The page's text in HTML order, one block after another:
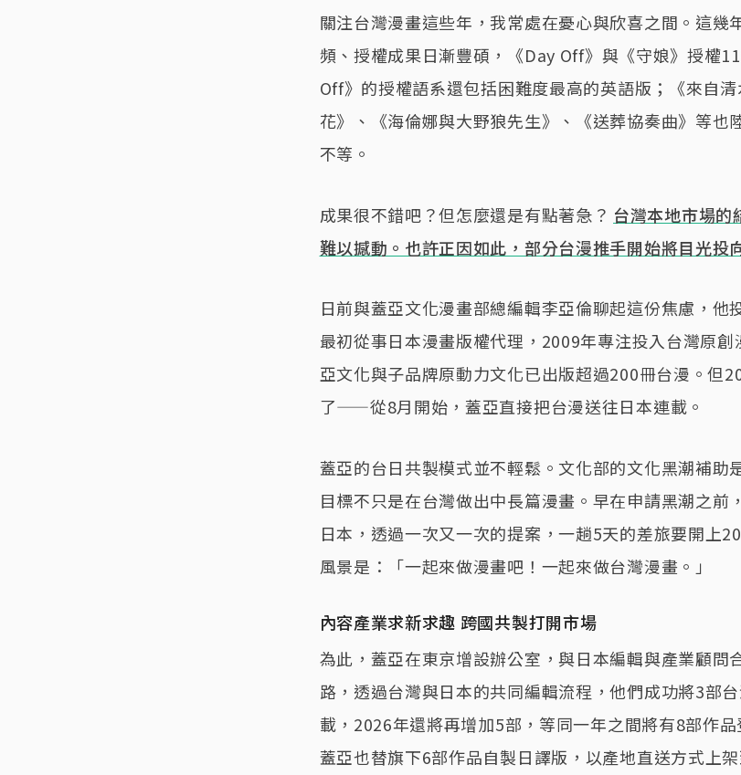
關注台灣漫畫這些年，我常處在憂心與欣喜之間。這幾
頻、授權成果日漸豐碩，《Day Off》與《守娘》授權
Off》的授權語系還包括困難度最高的英語版；《來自
花》、《海倫娜與大野狼先生》、《送葬協奏曲》等也
不等。
成果很不錯吧？但怎麼還是有點著急？ 台灣本地市場的
難以撼動。也許正因如此，部分台漫推手開始將目光投
日前與蓋亞文化漫畫部總編輯李亞倫聊起這份焦慮，他
最初從事日本漫畫版權代理，2009年專注投入台灣原
亞文化與子品牌原動力文化已出版超過200冊台漫。但
了——從8月開始，蓋亞直接把台漫送往日本連載。
蓋亞的台日共製模式並不輕鬆。文化部的文化黑潮補助
目標不只是在台灣做出中長篇漫畫。早在申請黑潮之前
日本，透過一次又一次的提案，一趟5天的差旅要開上
風景是：「一起來做漫畫吧！一起來做台灣漫畫。」
內容產業求新求趣 跨國共製打開市場
為此，蓋亞在東京增設辦公室，與日本編輯與產業顧問
路，透過台灣與日本的共同編輯流程，他們成功將3部
載，2026年還將再增加5部，等同一年之間將有8部作品
蓋亞也替旗下6部作品自製日譯版，以產地直送方式上